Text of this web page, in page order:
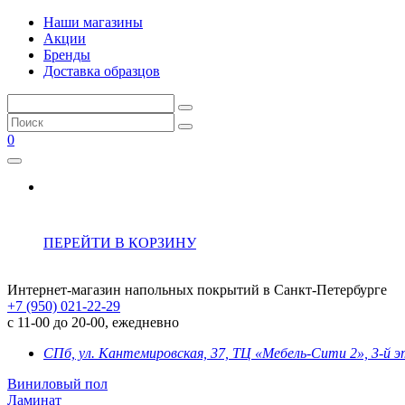
Наши магазины
Акции
Бренды
Доставка образцов
0
ПЕРЕЙТИ В КОРЗИНУ
Интернет-магазин напольных покрытий в Санкт-Петербурге
+7 (950) 021-22-29
с 11-00 до 20-00, ежедневно
СПб, ул. Кантемировская, 37, ТЦ «Мебель-Сити 2», 3-й
Виниловый пол
Ламинат